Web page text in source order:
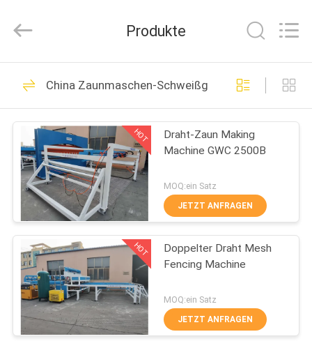
HAUS
PRODUKTE
VR-
SHOW
ÜBER
UNS
FABRIK-
AUSFLUG
Mesh
Products
All
Reserved.
Draht Mesh Welding
Machines
101
Verstärkung des
MaschenSchweißgeräts
70
Produkte
China Zaunmaschen-Schweißgerät
HOT
Draht-Zaun Making
Machine GWC 2500B
MOQ:ein Satz
JETZT ANFRAGEN
HOT
Doppelter Draht Mesh
Fencing Machine
MOQ:ein Satz
JETZT ANFRAGEN